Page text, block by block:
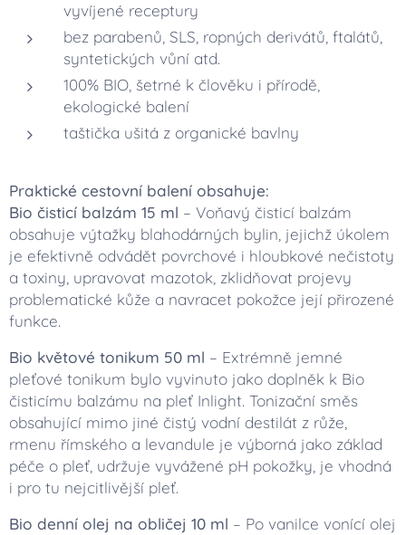
vyvíjené receptury
bez parabenů, SLS, ropných derivátů, ftalátů,
syntetických vůní atd.
100% BIO, šetrné k člověku i přírodě,
ekologické balení
taštička ušitá z organické bavlny
Praktické cestovní balení obsahuje:
Bio čisticí balzám 15 ml – Voňavý čisticí balzám
obsahuje výtažky blahodárných bylin, jejichž úkolem
je efektivně odvádět povrchové i hloubkové nečistoty
a toxiny, upravovat mazotok, zklidňovat projevy
problematické kůže a navracet pokožce její přirozené
funkce.
Bio květové tonikum 50 ml – Extrémně jemné
pleťové tonikum bylo vyvinuto jako doplněk k Bio
čisticímu balzámu na pleť Inlight. Tonizační směs
obsahující mimo jiné čistý vodní destilát z růže,
rmenu římského a levandule je výborná jako základ
péče o pleť, udržuje vyvážené pH pokožky, je vhodná
i pro tu nejcitlivější pleť.
Bio denní olej na obličej 10 ml – Po vanilce vonící olej